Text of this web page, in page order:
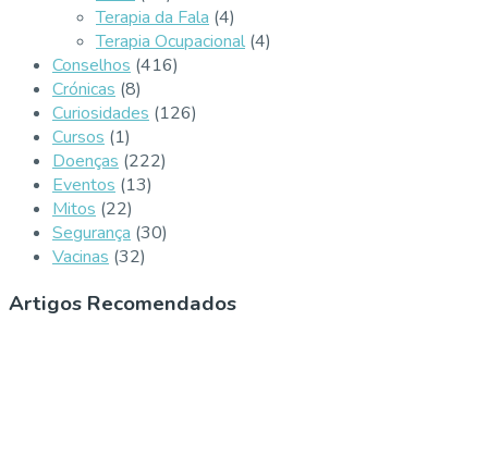
Terapia da Fala (4)
Terapia Ocupacional (4)
Conselhos (416)
Crónicas (8)
Curiosidades (126)
Cursos (1)
Doenças (222)
Eventos (13)
Mitos (22)
Segurança (30)
Vacinas (32)
Artigos Recomendados